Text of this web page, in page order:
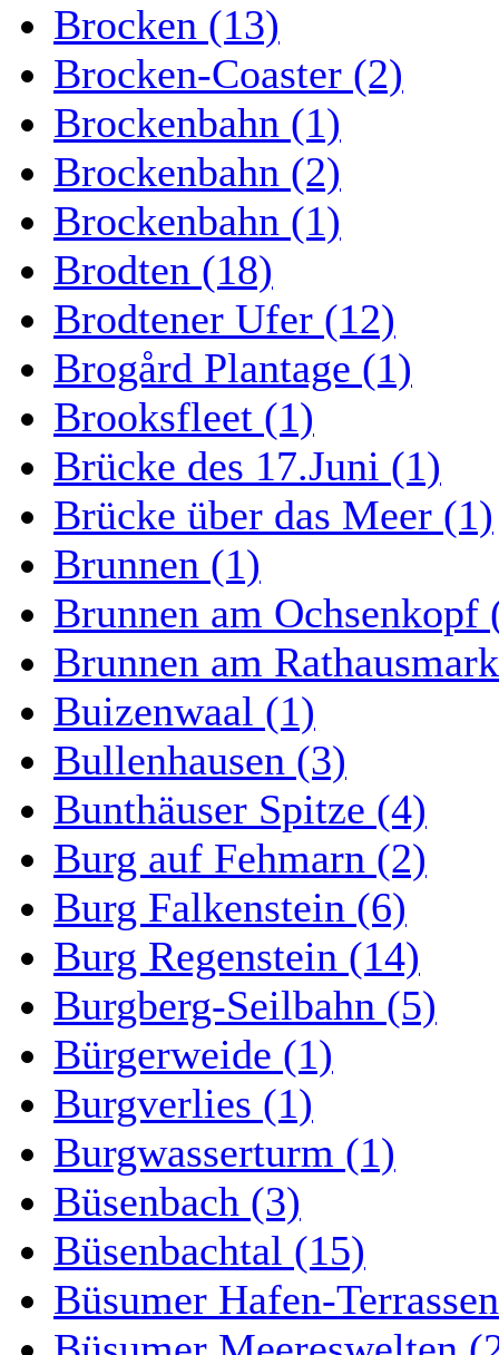
Brocken (13)
Brocken-Coaster (2)
Brockenbahn (1)
Brockenbahn (2)
Brockenbahn (1)
Brodten (18)
Brodtener Ufer (12)
Brogård Plantage (1)
Brooksfleet (1)
Brücke des 17.Juni (1)
Brücke über das Meer (1)
Brunnen (1)
Brunnen am Ochsenkopf
Brunnen am
Buizenwaal (1)
Bullenhausen (3)
Bunthäuser Spitze (4)
Burg auf Fehmarn (2)
Burg Falkenstein (6)
Burg Regenstein (14)
Burgberg-Seilbahn (5)
Bürgerweide (1)
Burgverlies (1)
Burgwasserturm (1)
Büsenbach (3)
Büsenbachtal (15)
Büsumer Hafen-